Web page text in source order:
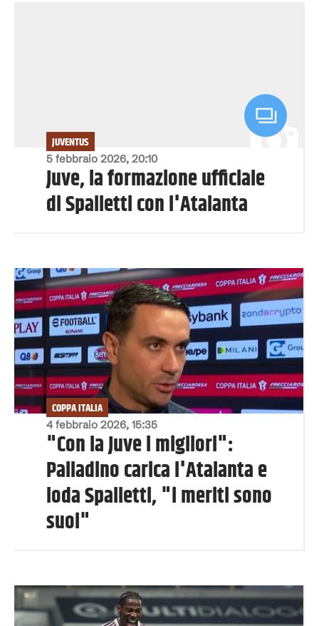
5 febbraio 2026, 20:10
JUVENTUS
Juve, la formazione ufficiale
di Spalletti con l'Atalanta
4 febbraio 2026, 15:35
COPPA ITALIA
"Con la Juve i migliori":
Palladino carica l'Atalanta e
loda Spalletti, "i meriti sono
suoi"